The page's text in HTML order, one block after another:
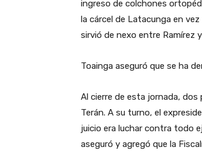
ingreso de colchones
la cárcel de Latacunga en vez
sirvió de nexo entre Ramírez
Toainga aseguró que se ha
Al cierre de esta jornada,
Terán. A su turno, el
juicio era luchar contra todo
aseguró y agregó que la